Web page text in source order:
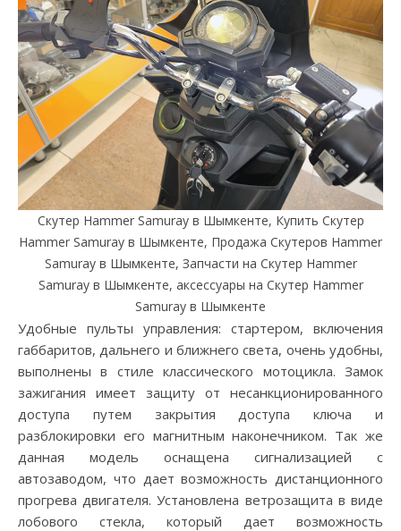
Скутер Hammer Samuray в Шымкенте, Купить Скутер
Hammer Samuray в Шымкенте, Продажа Скутеров Hammer
Samuray в Шымкенте, Запчасти на Скутер Hammer
Samuray в Шымкенте, аксессуары на Скутер Hammer
Samuray в Шымкенте
Удобные пульты управления: стартером, включения
габбаритов, дальнего и ближнего света, очень удобны,
выполнены в стиле классического мотоцикла. Замок
зажигания имеет защиту от несанкционированного
доступа путем закрытия доступа ключа и
разблокировки его магнитным наконечником. Так же
данная модель оснащена сигнализацией с
автозаводом, что дает возможность дистанционного
прогрева двигателя. Установлена ветрозащита в виде
лобового стекла, который дает возможность